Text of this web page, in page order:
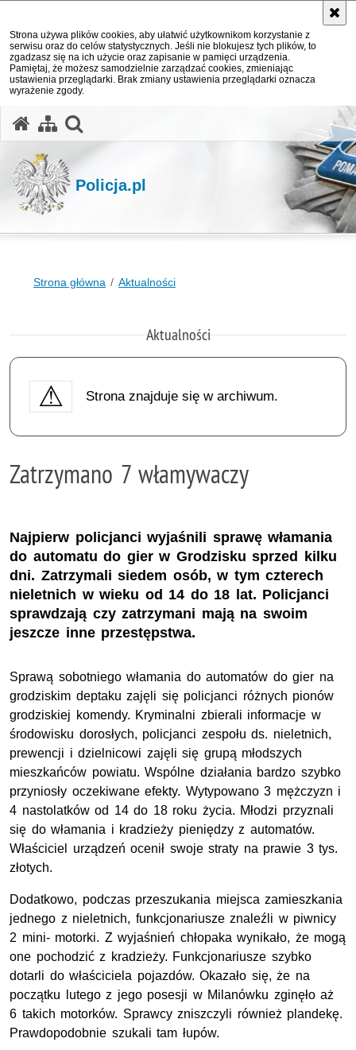
Strona używa plików cookies, aby ułatwić użytkownikom korzystanie z
serwisu oraz do celów statystycznych. Jeśli nie blokujesz tych plików, to
zgadzasz się na ich użycie oraz zapisanie w pamięci urządzenia.
Pamiętaj, że możesz samodzielnie zarządzać cookies, zmieniając
ustawienia przeglądarki. Brak zmiany ustawienia przeglądarki oznacza
wyrażenie zgody.
Policja.pl
Strona główna Aktualności
Aktualności
Strona znajduje się w archiwum.
Zatrzymano 7 włamywaczy
Najpierw policjanci wyjaśnili sprawę włamania
do automatu do gier w Grodzisku sprzed kilku
dni. Zatrzymali siedem osób, w tym czterech
nieletnich w wieku od 14 do 18 lat. Policjanci
sprawdzają czy zatrzymani mają na swoim
jeszcze inne przestępstwa.
Sprawą sobotniego włamania do automatów do gier na
grodziskim deptaku zajęli się policjanci różnych pionów
grodziskiej komendy. Kryminalni zbierali informacje w
środowisku dorosłych, policjanci zespołu ds. nieletnich,
prewencji i dzielnicowi zajęli się grupą młodszych
mieszkańców powiatu. Wspólne działania bardzo szybko
przyniosły oczekiwane efekty. Wytypowano 3 mężczyzn i
4 nastolatków od 14 do 18 roku życia. Młodzi przyznali
się do włamania i kradzieży pieniędzy z automatów.
Właściciel urządzeń ocenił swoje straty na prawie 3 tys.
złotych.
Dodatkowo, podczas przeszukania miejsca zamieszkania
jednego z nieletnich, funkcjonariusze znaleźli w piwnicy
2 mini- motorki. Z wyjaśnień chłopaka wynikało, że mogą
one pochodzić z kradzieży. Funkcjonariusze szybko
dotarli do właściciela pojazdów. Okazało się, że na
początku lutego z jego posesji w Milanówku zginęło aż
6 takich motorków. Sprawcy zniszczyli również plandekę.
Prawdopodobnie szukali tam łupów.